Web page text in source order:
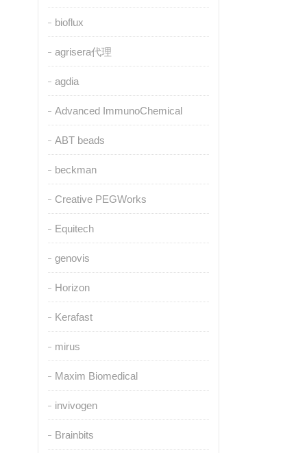
bioflux
agrisera代理
agdia
Advanced ImmunoChemical
ABT beads
beckman
Creative PEGWorks
Equitech
genovis
Horizon
Kerafast
mirus
Maxim Biomedical
invivogen
Brainbits